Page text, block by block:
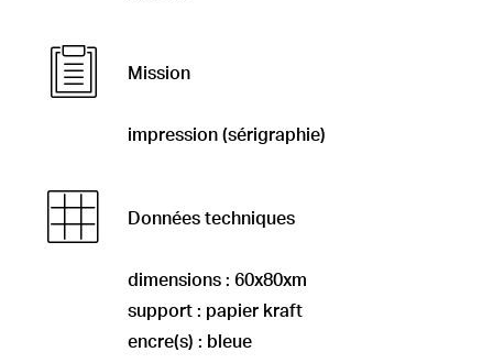
Mission
impression (sérigraphie)
Données techniques
dimensions : 60x80xm
support : papier kraft
encre(s) : bleue